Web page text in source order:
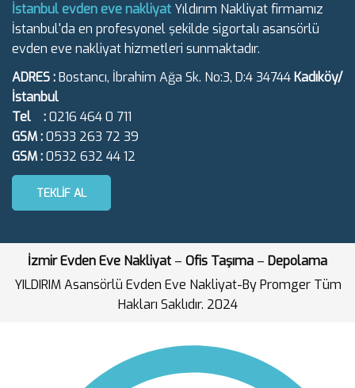
İstanbul evden eve nakliyat Yıldırım Nakliyat firmamız
İstanbul'da en profesyonel şekilde sigortalı asansörlü
evden eve nakliyat hizmetleri sunmaktadır.
ADRES :Bostancı, İbrahim Ağa Sk. No:3, D:4 34744Kadıköy/
İstanbul
Tel :0216 464 0 711
GSM :0533 263 72 39
GSM :0532 632 44 12
TEKLIF AL
İzmir Evden Eve Nakliyat – Ofis Taşıma – Depolama
YILDIRIM Asansörlü Evden Eve Nakliyat-By Promger Tüm
Hakları Saklıdır. 2024